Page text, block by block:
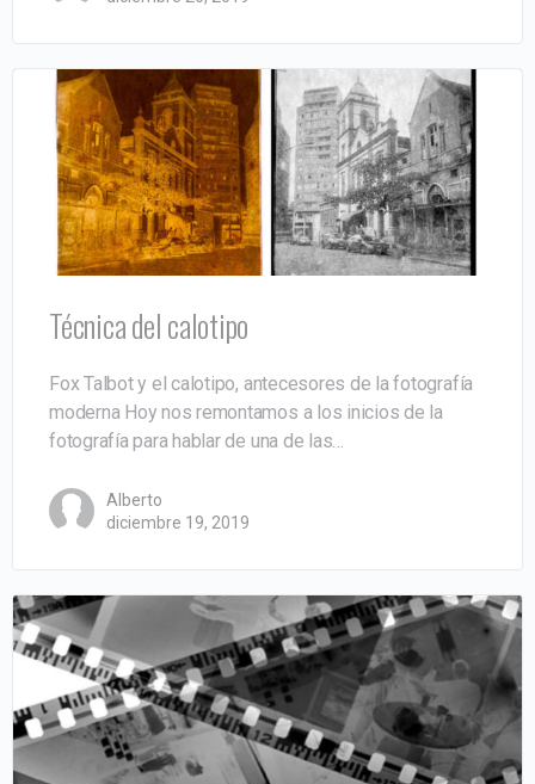
Técnica del calotipo
Fox Talbot y el calotipo, antecesores de la fotografía
moderna Hoy nos remontamos a los inicios de la
fotografía para hablar de una de las…
Alberto
diciembre 19, 2019